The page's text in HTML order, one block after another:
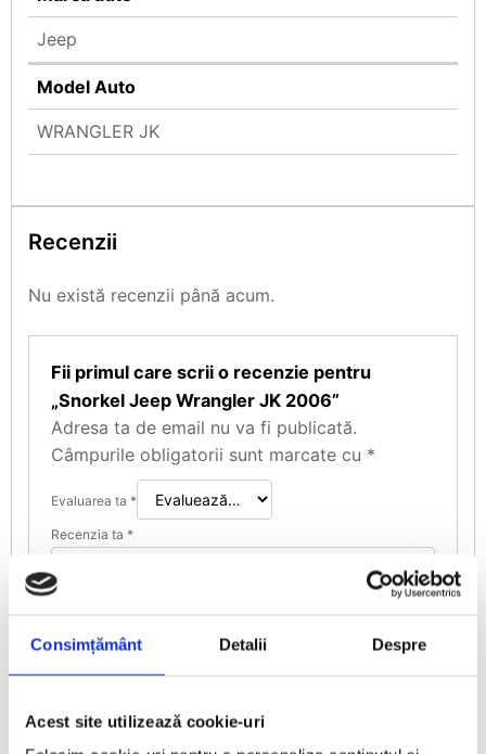
Consimțământ Detalii Despre
Acest site utilizează cookie-uri
Jeep
Model Auto
WRANGLER JK
Recenzii
Nu există recenzii până acum.
Fii primul care scrii o recenzie pentru
„Snorkel Jeep Wrangler JK 2006”
Adresa ta de email nu va fi publicată.
Câmpurile obligatorii sunt marcate cu *
Evaluarea ta *
Recenzia ta *